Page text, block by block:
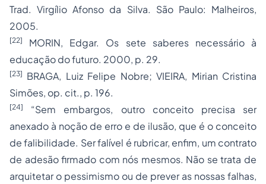
Trad. Virgílio Afonso da Silva. São Paulo: Malheiros,
2005.
[22]
MORIN, Edgar. Os sete saberes necessário à
educação do futuro. 2000, p. 29.
[23] BRAGA, Luiz Felipe Nobre; VIEIRA, Mirian Cristina
Simões, op. cit., p. 196.
[24]
“Sem embargos, outro conceito precisa ser
anexado à noção de erro e de ilusão, que é o conceito
de falibilidade. Ser falível é rubricar, enfim, um contrato
de adesão firmado com nós mesmos. Não se trata de
arquitetar o pessimismo ou de prever as nossas falhas,